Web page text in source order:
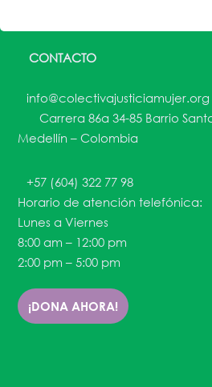
CONTACTO
info@colectivajusticiamujer.org
Carrera 86a 34-85 Barrio
Medellín – Colombia
+57 (604) 322 77 98
Horario de atención telefónica:
Lunes a Viernes
8:00 am – 12:00 pm
2:00 pm – 5:00 pm
¡DONA AHORA!